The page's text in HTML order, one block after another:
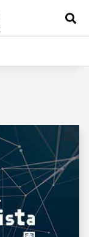
展
儲存